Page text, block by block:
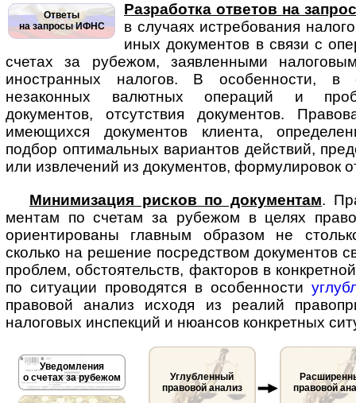
Ответы
на запросы ИФНС
Разработка ответов на
в случаях истребования
иных документов в связи с
счетах за рубежом, заявленными
иностранных налогов. В особенности, в
незаконных валютных операций и
документов, отсутствия документов.
имеющихся документов клиента,
подбор оптимальных вариантов действий,
или извлечений из документов, формулировок
Минимизация рисков по документам.
мен­там по счетам за рубежом в целях
ориентированы главным образом не
сколько на решение посредством документов
проблем, обстоятельств, факторов в
по ситуации проводятся в особенности
правовой анализ исходя из реалий
налоговых инспекций и нюансов конкретных
Уведомления
о счетах за рубежом
Углубленный
правовой анализ
правовой